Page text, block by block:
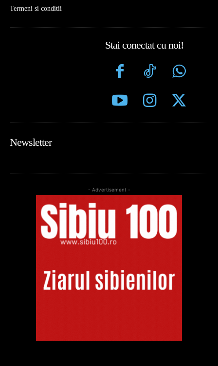
Termeni si conditii
Stai conectat cu noi!
Newsletter
- Advertisement -